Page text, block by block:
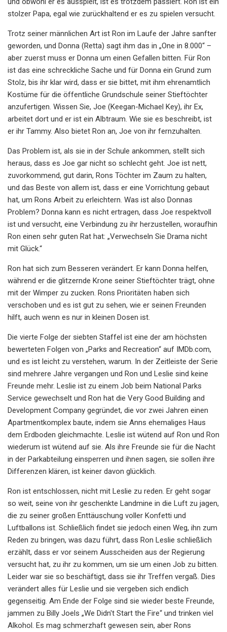
stolzer Papa, egal wie zurückhaltend er es zu spielen versucht.
Trotz seiner männlichen Art ist Ron im Laufe der Jahre sanfter
geworden, und Donna (Retta) sagt ihm das in „One in 8.000“ –
aber zuerst muss er Donna um einen Gefallen bitten. Für Ron
ist das eine schreckliche Sache und für Donna ein Grund zum
Stolz, bis ihr klar wird, dass er sie bittet, mit ihm ehrenamtlich
Kostüme für die öffentliche Grundschule seiner Stieftöchter
anzufertigen. Wissen Sie, Joe (Keegan-Michael Key), ihr Ex,
arbeitet dort und er ist ein Albtraum. Wie sie es beschreibt, ist
er ihr Tammy. Also bietet Ron an, Joe von ihr fernzuhalten.
Das Problem ist, als sie in der Schule ankommen, stellt sich
heraus, dass es Joe gar nicht so schlecht geht. Joe ist nett,
zuvorkommend, gut darin, Rons Töchter im Zaum zu halten,
und das Beste von allem ist, dass er eine Vorrichtung gebaut
hat, um Rons Arbeit zu erleichtern. Was ist also Donnas
Problem? Donna kann es nicht ertragen, dass Joe respektvoll
ist und versucht, eine Verbindung zu ihr herzustellen, woraufhin
Ron einen sehr guten Rat hat: „Verwechseln Sie Drama nicht
mit Glück.“
Ron hat sich zum Besseren verändert. Er kann Donna helfen,
während er die glitzernde Krone seiner Stieftöchter trägt, ohne
mit der Wimper zu zucken. Rons Prioritäten haben sich
verschoben und es ist gut zu sehen, wie er seinen Freunden
hilft, auch wenn es nur in kleinen Dosen ist.
Die vierte Folge der siebten Staffel ist eine der am höchsten
bewerteten Folgen von „Parks and Recreation“ auf IMDb.com,
und es ist leicht zu verstehen, warum. In der Zeitleiste der Serie
sind mehrere Jahre vergangen und Ron und Leslie sind keine
Freunde mehr. Leslie ist zu einem Job beim National Parks
Service gewechselt und Ron hat die Very Good Building and
Development Company gegründet, die vor zwei Jahren einen
Apartmentkomplex baute, indem sie Anns ehemaliges Haus
dem Erdboden gleichmachte. Leslie ist wütend auf Ron und Ron
wiederum ist wütend auf sie. Als ihre Freunde sie für die Nacht
in der Parkabteilung einsperren und ihnen sagen, sie sollen ihre
Differenzen klären, ist keiner davon glücklich.
Ron ist entschlossen, nicht mit Leslie zu reden. Er geht sogar
so weit, seine von ihr geschenkte Landmine in die Luft zu jagen,
die zu seiner großen Enttäuschung voller Konfetti und
Luftballons ist. Schließlich findet sie jedoch einen Weg, ihn zum
Reden zu bringen, was dazu führt, dass Ron Leslie schließlich
erzählt, dass er vor seinem Ausscheiden aus der Regierung
versucht hat, zu ihr zu kommen, um sie um einen Job zu bitten.
Leider war sie so beschäftigt, dass sie ihr Treffen vergaß. Dies
verändert alles für Leslie und sie vergeben sich endlich
gegenseitig. Am Ende der Folge sind sie wieder beste Freunde,
jammen zu Billy Joels „We Didn't Start the Fire“ und trinken viel
Alkohol. Es mag schmerzhaft gewesen sein, aber Rons